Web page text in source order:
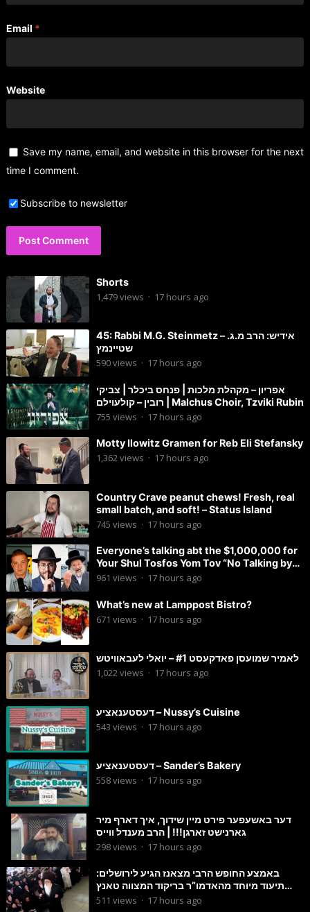
Email *
Website
Save my name, email, and website in this browser for the next
time I comment.
Subscribe to newsletter
Shorts
1,479views · 17 hours ago
45: Rabbi M.G. Steinmetz – אידיש: הרב מ.ג.
שטיינמץ
590views · 17 hours ago
אפריון – מקהלת מלכות | פנחס ביכלר | צביקי
רובין – קולעוילם | Malchus Choir, Tzviki Rubin
755 views · 17 hours ago
Motty Ilowitz Gramen for Reb Eli Stefansky
1,362views · 17 hours ago
Country Crave peanut chews! Fresh, real
small batch, and soft! – Status Island
745 views · 17 hours ago
Everyone’s talking abt the $1,000,000 for
Your Shul Tosfos Yom Tov “No Talking by
Davening” movement
961 views · 17 hours ago
What’s new at Lamppost Bistro?
671 views · 17 hours ago
לאמיר שמועסן פאדקעסט #1 – יואלי לעבאוויטש
1,022views · 17 hours ago
דעסטענאציע – Nussy’s Cuisine
543 views · 17 hours ago
דעסטענאציע – Sander’s Bakery
558views · 17 hours ago
דער באשעפער פירט מיין שידוך, איך דארף מיר
גארנישט זארגן!!! | הרב מענדל ווייס
298views · 17 hours ago
באמצע החופש הרבי מצאנז הגיע לירושלים:
תיעוד מיוחד מהאדמו”ר בריקוד המצווה טאנץ
בשמחת בית סטרפקוב
511 views · 17 hours ago